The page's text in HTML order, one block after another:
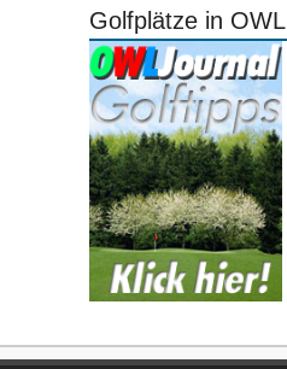
Golfplätze in OWL